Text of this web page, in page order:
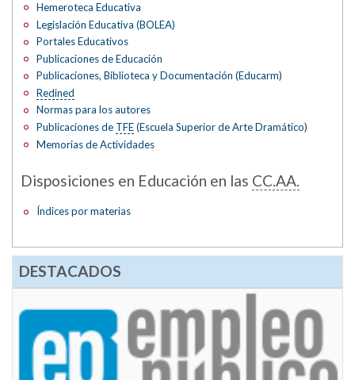
Hemeroteca Educativa
Legislación Educativa (BOLEA)
Portales Educativos
Publicaciones de Educación
Publicaciones, Biblioteca y Documentación (Educarm)
Redined
Normas para los autores
Publicaciones de TFE(Escuela Superior de Arte Dramático)
Memorias de Actividades
Disposiciones en Educación en las CC.AA.
Índices por materias
DESTACADOS